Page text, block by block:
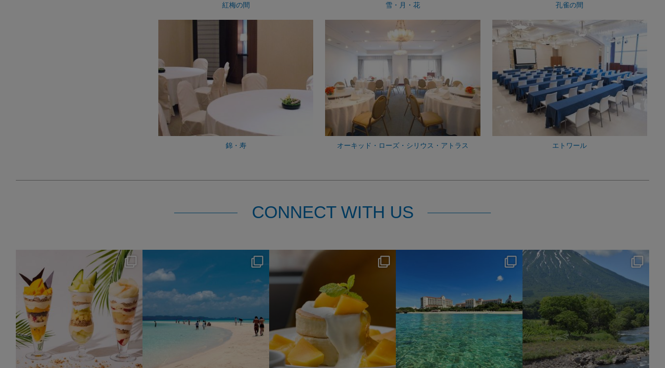
紅梅の間 雪・月・花 孔雀の間
錦・寿 オーキッド・ローズ・シリウス・アトラス エトワール
CONNECT WITH US
nikko_hotels
8月 4
163 1
nikko_hotels
1
nikko_hotels
7月 17
233